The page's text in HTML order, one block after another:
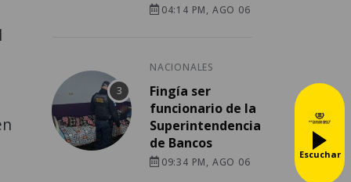
04:14 PM, AGO 06
NACIONALES
Fingía ser
funcionario de la
Superintendencia
de Bancos
09:34 PM, AGO 06
Escuchar